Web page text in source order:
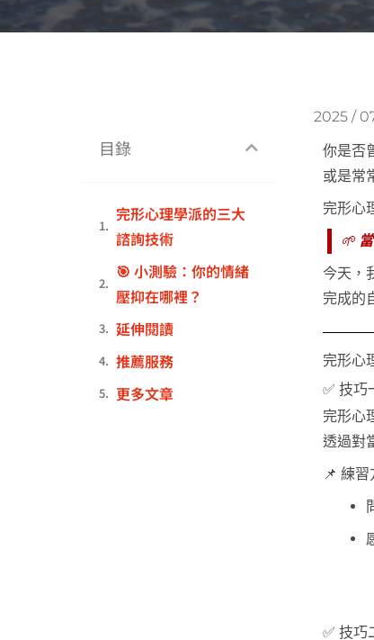
目錄
完形心理學派的三大
諮詢技術
🎯 小測驗：你的情緒
壓抑在哪裡？
延伸閱讀
推薦服務
更多文章
2025 /
你是否
或是常
完形心
🌱
今天，
完成的
完形心
✅ 技
完形心
透過對
📌 練習
✅ 技